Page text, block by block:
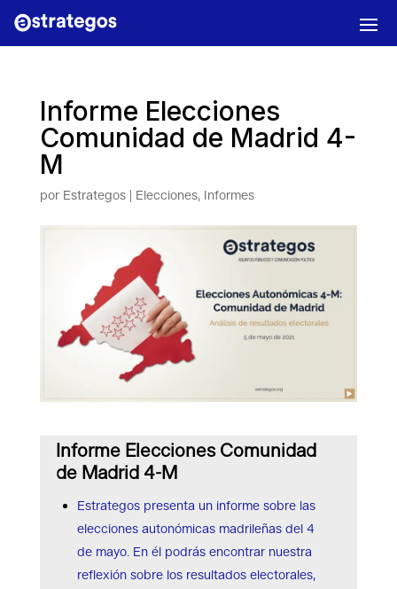
Informe Elecciones
Comunidad de Madrid 4-
M
por Estrategos| Elecciones, Informes
Informe Elecciones Comunidad
de Madrid 4-M
Estrategos presenta un informe sobre las
elecciones autonómicas madrileñas del 4
de mayo. En él podrás encontrar nuestra
reflexión sobre los resultados electorales,